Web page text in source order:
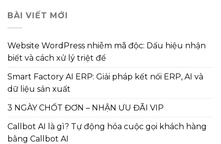
viết
BÀI VIẾT MỚI
Website WordPress nhiễm mã độc: Dấu hiệu nhận
biết và cách xử lý triệt để
Smart Factory AI ERP: Giải pháp kết nối ERP, AI và
dữ liệu sản xuất
3 NGÀY CHỐT ĐƠN – NHẬN ƯU ĐÃI VIP
Callbot AI là gì? Tự động hóa cuộc gọi khách hàng
bằng Callbot AI